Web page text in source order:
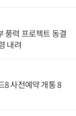
풍력 프로젝트 동결
내려
8 사전예약 개통 8